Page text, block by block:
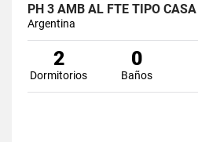
PH 3 AMB AL FTE TIPO CASA
Argentina
2
Dormitorios
0
Baños